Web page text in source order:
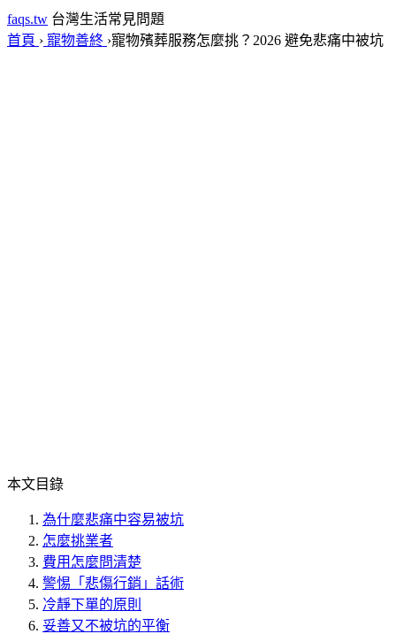
faqs.tw 台灣生活常見問題
首頁 › 寵物善終 ›寵物殯葬服務怎麼挑？2026 避免悲痛中被坑
本文目錄
為什麼悲痛中容易被坑
怎麼挑業者
費用怎麼問清楚
警惕「悲傷行銷」話術
冷靜下單的原則
妥善又不被坑的平衡